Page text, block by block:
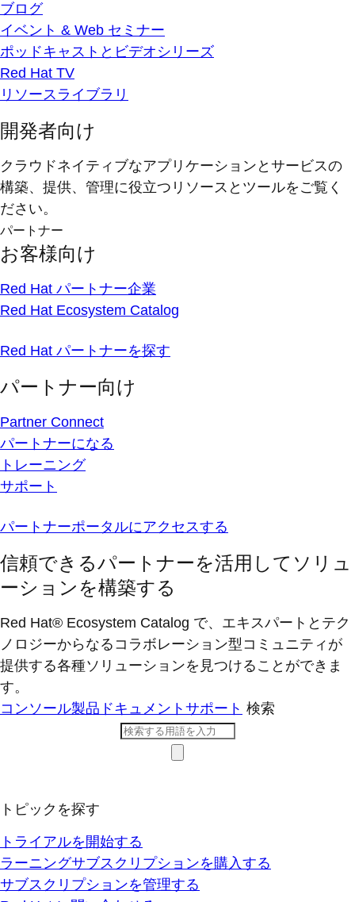
ブログ
イベント & Web セミナー
ポッドキャストとビデオシリーズ
Red Hat TV
リソースライブラリ
開発者向け
クラウドネイティブなアプリケーションとサービスの
構築、提供、管理に役立つリソースとツールをご覧く
ださい。
パートナー
お客様向け
Red Hat パートナー企業
Red Hat Ecosystem Catalog
Red Hat パートナーを探す
パートナー向け
Partner Connect
パートナーになる
トレーニング
サポート
パートナーポータルにアクセスする
信頼できるパートナーを活用してソリュ
ーションを構築する
Red Hat® Ecosystem Catalog で、エキスパートとテク
ノロジーからなるコラボレーション型コミ​ュニティが
提供する各種ソリューションを見つけることができま
す。
コンソール製品ドキュメント サポート 検索
トピックを探す
トライアルを開始する
ラーニングサブスクリプションを購入する
サブスクリプションを管理する